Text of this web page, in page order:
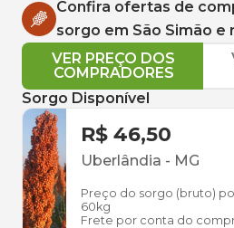
Confira ofertas de
sorgo em São Simão e
VER PREÇO DOS
COMPRADORES
Sorgo Disponível
R$ 46,50
Uberlândia - MG
Preço do sorgo (bruto)
60kg
Frete por conta do